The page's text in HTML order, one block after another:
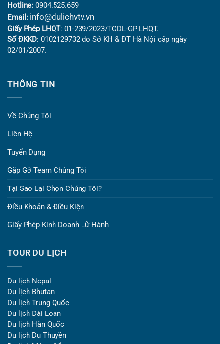
Hotline: 0904.525.659
Email: info@dulichvtv.vn
Giấy Phép LHQT: 01-239/2023/TCDL-GP LHQT.
Số ĐKKD: 0102129732 do Sở KH & ĐT Hà Nội cấp ngày
02/01/2007.
THÔNG TIN
Về Chúng Tôi
Liên Hệ
Tuyển Dụng
Gặp Gỡ Team Chúng Tôi
Tại Sao Lại Chọn Chúng Tôi?
Điều Khoản & Điều Kiện
Giấy Phép Kinh Doanh Lữ Hành
TOUR DU LỊCH
Du lịch Nepal
Du lịch Bhutan
Du lịch Trung Quốc
Du lịch Đài Loan
Du lịch Hàn Quốc
Du lịch Du Thuyền